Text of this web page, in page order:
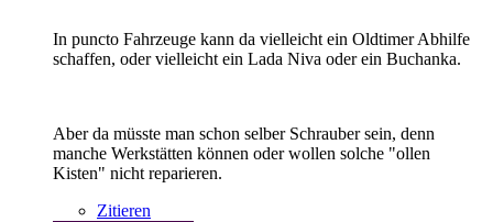
In puncto Fahrzeuge kann da vielleicht ein Oldtimer Abhilfe
schaffen, oder vielleicht ein Lada Niva oder ein Buchanka.
Aber da müsste man schon selber Schrauber sein, denn
manche Werkstätten können oder wollen solche "ollen
Kisten" nicht reparieren.
Zitieren